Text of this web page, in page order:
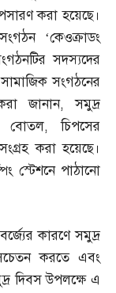
করা হয়েছে।
‘কেওক্রাডং
সদস্যদের
সামাজিক সংগঠনের
জানান,সমুদ্র
বোতল,চিপসের
করা হয়েছে।
স্টেশনে পাঠানো
কারণে সমুদ্র
করতে এবং
দিবস উপলক্ষে এ